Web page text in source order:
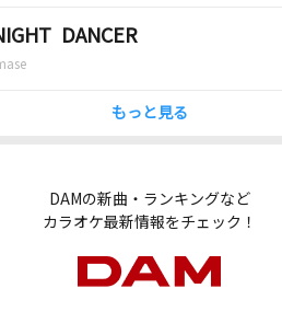
DANCER
もっと見る
DAMの新曲・ランキングなど
カラオケ最新情報をチェック！